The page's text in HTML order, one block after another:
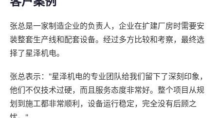
张总是一家制造企业的负责人，企业在扩建厂房时需要安
装整套生产线和配套设备。经过多方比较和考察，最终选
择了星泽机电。
张总表示："星泽机电的专业团队给我们留下了深刻印象，
他们不仅技术过硬，而且服务态度非常好。整个项目从规
划到施工都非常顺利，设备运行稳定，完全没有后顾之